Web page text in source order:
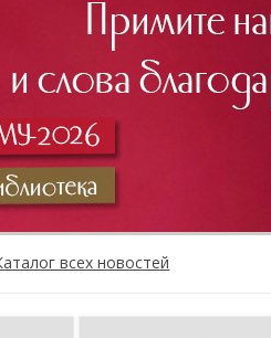
всех новостей